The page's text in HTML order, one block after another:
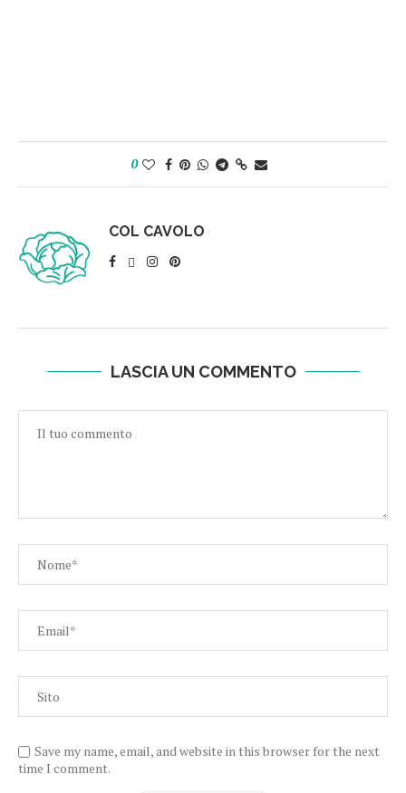
0
COL CAVOLO
LASCIA UN COMMENTO
Save my name, email, and website in this browser for the next
time I comment.